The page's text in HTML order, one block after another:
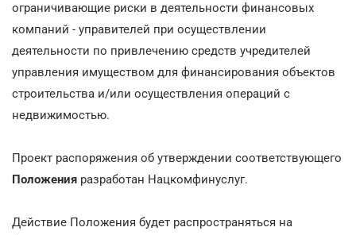
ограничивающие риски в деятельности финансовых
компаний - управителей при осуществлении
деятельности по привлечению средств учредителей
управления имуществом для финансирования объектов
строительства и/или осуществления операций с
недвижимостью.
Проект распоряжения об утверждении соответствующего
Положения разработан Нацкомфинуслуг.
Действие Положения будет распространяться на